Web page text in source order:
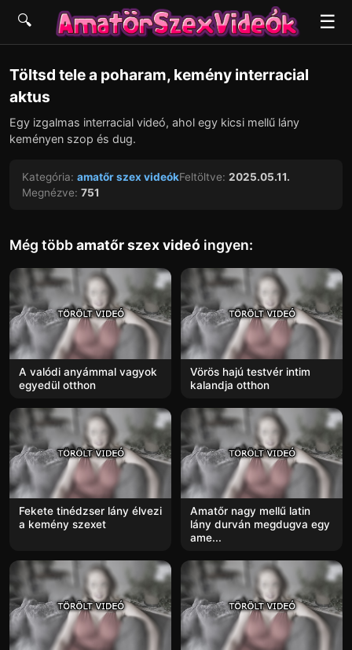
☰
🔍
▶
Töltsd tele a poharam, kemény interracial
aktus
Egy izgalmas interracial videó, ahol egy kicsi mellű lány
keményen szop és dug.
Kategória: amatőr szex videókFeltöltve: 2025.05.11.
Megnézve: 751
Még többamatőr szex videó ingyen:
A valódi anyámmal vagyok
egyedül otthon
Vörös hajú testvér intim
kalandja otthon
Fekete tinédzser lány élvezi
a kemény szexet
Amatőr nagy mellű latin
lány durván megdugva egy
ame...